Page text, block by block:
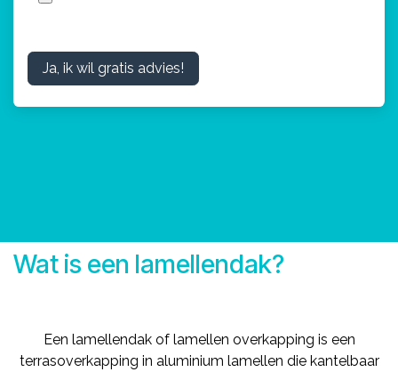
Ja, ik wil gratis advies!
Wat is een lamellendak?
Een lamellendak of lamellen overkapping is een
terrasoverkapping in aluminium lamellen die kantelbaar